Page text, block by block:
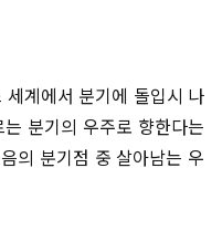
계에서 분기에 돌입시 나
분기의 우주로 향한다는
의 분기점 중 살아남는 우